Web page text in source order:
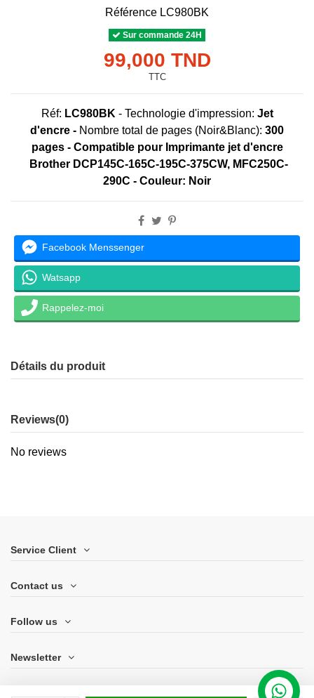
Référence LC980BK
Sur commande 24H
99,000 TND
TTC
Réf: LC980BK - Technologie d'impression: Jet
d'encre - Nombre total de pages (Noir&Blanc): 300
pages- Compatible pour Imprimantejet d'encre
Brother DCP145C-165C-195C-375CW, MFC250C-
290C - Couleur: Noir
Facebook Menssenger
Watsapp
Rappelez-moi
Détails du produit
Reviews(0)
No reviews
Service Client
Contact us
Follow us
Newsletter